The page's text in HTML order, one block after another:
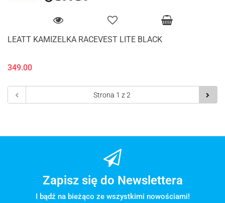
LEATT KAMIZELKA RACEVEST LITE BLACK
349.00
Zapisz się do Newslettera
I bądź na bieżąco ze wszystkimi nowościami!